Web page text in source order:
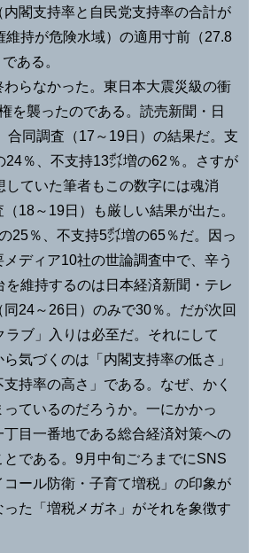
内閣支持率と自民党支持率の合計が
維持が危険水域）の適用寸前（27.8
ある。
らなかった。東日本大震災級の衝
を襲ったのである。読売新聞・日
合同調査（17～19日）の結果だ。支
24％、不支持13㌽増の62％。さすが
していた筆者もこの数字には魂消
18～19日）も厳しい結果が出た。
25％、不支持5㌽増の65％だ。因っ
ディア10社の世論調査中で、辛う
を維持するのは日本経済新聞・テレ
同24～26日）のみで30％。だが次回
ラブ」入りは必至だ。それにして
気づくのは「内閣支持率の低さ」
持率の高さ」である。なぜ、かく
っているのだろうか。一にかかっ
丁目一番地である総合経済対策への
である。9月中旬ごろまでにSNS
コール防衛・子育て増税」の印象が
た「増税メガネ」がそれを象徴す